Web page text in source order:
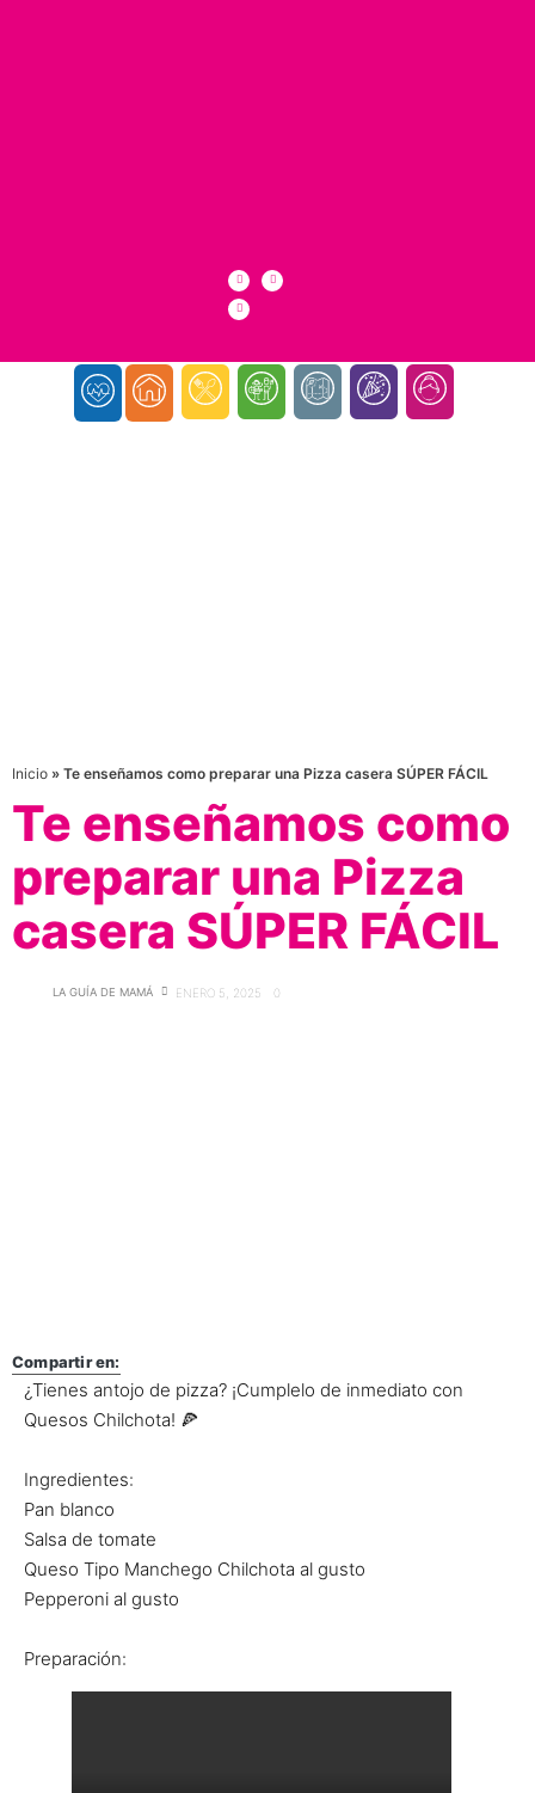
Inicio » Te enseñamos como preparar una Pizza casera SÚPER FÁCIL
Te enseñamos como
preparar una Pizza
casera SÚPER FÁCIL
LA GUÍA DE MAMÁ ENERO 5, 2025 0
Compartir en:
¿Tienes antojo de pizza? ¡Cumplelo de inmediato con
Quesos Chilchota! 🍕
Ingredientes:
Pan blanco
Salsa de tomate
Queso Tipo Manchego Chilchota al gusto
Pepperoni al gusto
Preparación: